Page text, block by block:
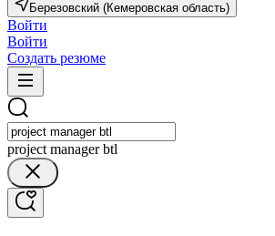
Березовский (Кемеровская область)
Войти
Войти
Создать резюме
project manager btl